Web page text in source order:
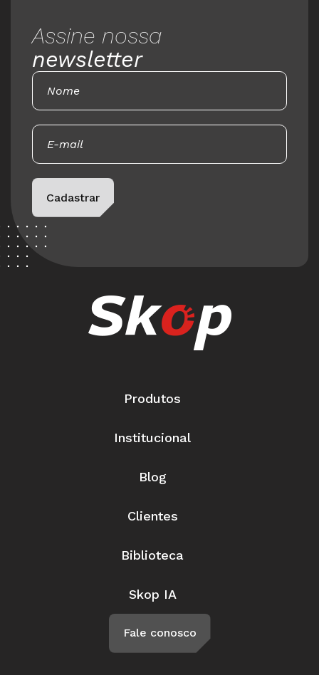
Assine nossa
newsletter
Please leave this field empty.
Cadastrar
Produtos
Institucional
Blog
Clientes
Biblioteca
Skop IA
Fale conosco